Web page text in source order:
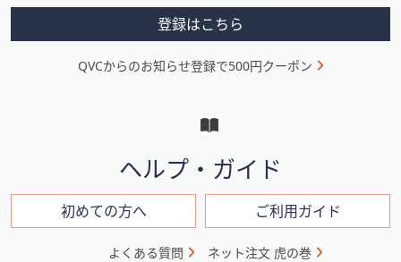
メ
ニ
ン
登録はこちら
QVCからのお知らせ登録で500円クーポン
ヘルプ・ガイド
初めての方へ ご利用ガイド
よくある質問 ネット注文 虎の巻